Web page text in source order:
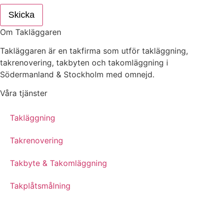
Skicka
Om Takläggaren
Takläggaren är en takfirma som utför takläggning,
takrenovering, takbyten och takomläggning i
Södermanland & Stockholm med omnejd.
Våra tjänster
Takläggning
Takrenovering
Takbyte & Takomläggning
Takplåtsmålning